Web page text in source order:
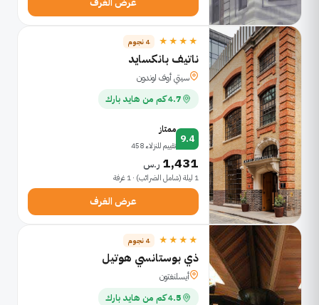
★★★★ 4 نجوم
ناتيف بانكسايد
سيتي أوف لوندون
4.7 كم من هايد بارك
9.4
ممتاز
تقييم للنزلاء 458
1,431 ر.س
1 ليلة (شامل الضرائب) · 1 غرفة
عرض الغرف
★★★★ 4 نجوم
ذي بوستانسي هوتيل
أيسلنغتون
4.5 كم من هايد بارك